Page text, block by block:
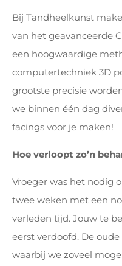
Bij Tandheelkunst
van het geavanceerde
een hoogwaardige
computertechniek 3D
grootste precisie
we binnen één dag
facings voor je maken!
Hoe verloopt zo’n
Vroeger was het nodig
twee weken met een
verleden tijd. Jouw te
eerst verdoofd. De
waarbij we zoveel